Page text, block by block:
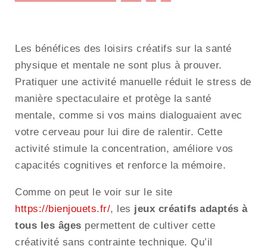
Les bénéfices des loisirs créatifs sur la santé
physique et mentale ne sont plus à prouver.
Pratiquer une activité manuelle réduit le stress de
manière spectaculaire et protège la santé
mentale, comme si vos mains dialoguaient avec
votre cerveau pour lui dire de ralentir. Cette
activité stimule la concentration, améliore vos
capacités cognitives et renforce la mémoire.
Comme on peut le voir sur le site
https://bienjouets.fr/, les jeux créatifs adaptés à
tous les âges permettent de cultiver cette
créativité sans contrainte technique. Qu’il